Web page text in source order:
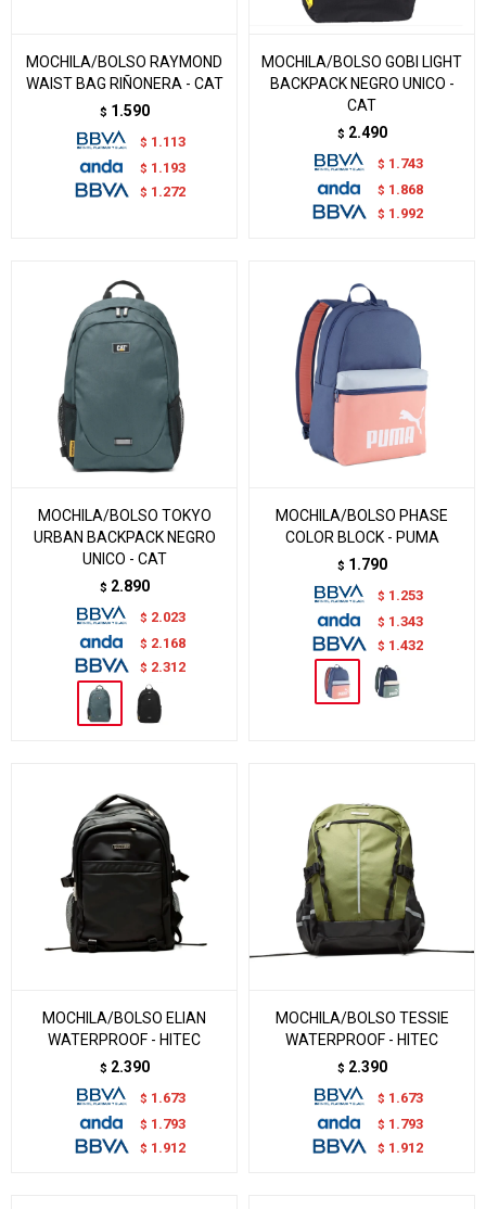
MOCHILA/BOLSO RAYMOND
WAIST BAG RIÑONERA - CAT
$ 1.590
$ 1.113
$ 1.193
$ 1.272
MOCHILA/BOLSO GOBI LIGHT
BACKPACK NEGRO UNICO -
CAT
$ 2.490
$ 1.743
$ 1.868
$ 1.992
MOCHILA/BOLSO TOKYO
URBAN BACKPACK NEGRO
UNICO - CAT
$ 2.890
$ 2.023
$ 2.168
$ 2.312
MOCHILA/BOLSO PHASE
COLOR BLOCK - PUMA
$ 1.790
$ 1.253
$ 1.343
$ 1.432
MOCHILA/BOLSO ELIAN
WATERPROOF - HITEC
$ 2.390
$ 1.673
$ 1.793
$ 1.912
MOCHILA/BOLSO TESSIE
WATERPROOF - HITEC
$ 2.390
$ 1.673
$ 1.793
$ 1.912